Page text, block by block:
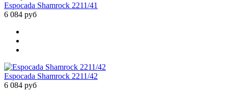
Espocada Shamrock 2211/41
6 084 руб
Espocada Shamrock 2211/42
6 084 руб